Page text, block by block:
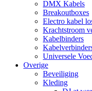
DMX Kabels
Breakoutboxes
Electro kabel
Krachtstroom
Kabelbinders
Universele
Overige
Beveiliging
Kleding